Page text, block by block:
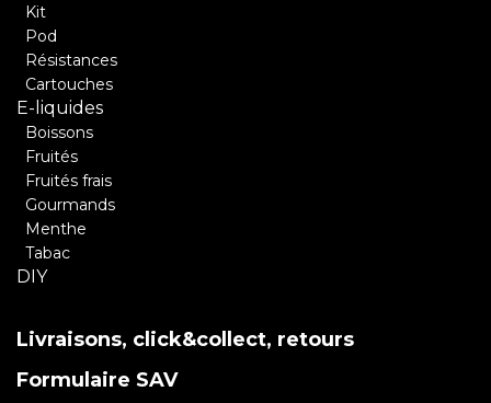
Kit
Pod
Résistances
Cartouches
E-liquides
Boissons
Fruités
Fruités frais
Gourmands
Menthe
Tabac
DIY
Livraisons, click&collect, retours
Formulaire SAV